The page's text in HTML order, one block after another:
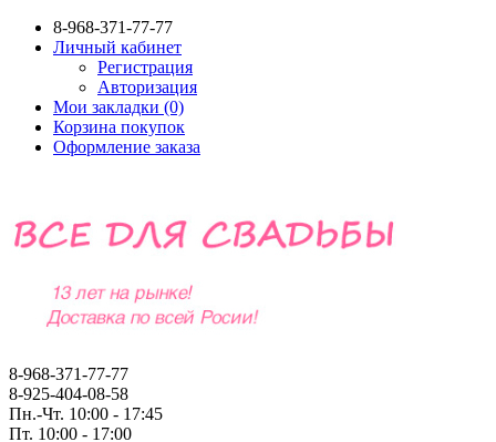
8-968-371-77-77
Личный кабинет
Регистрация
Авторизация
Мои закладки (0)
Корзина покупок
Оформление заказа
8-968-371-77-77
8-925-404-08-58
Пн.-Чт. 10:00 - 17:45
Пт. 10:00 - 17:00